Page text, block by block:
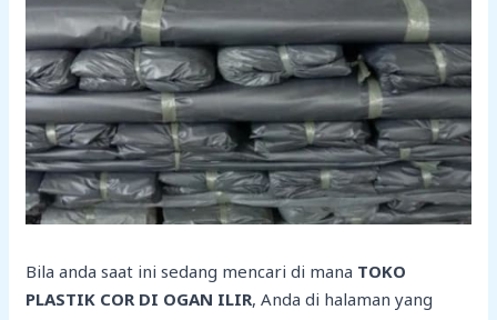
Bila anda saat ini sedang mencari di mana TOKO
PLASTIK COR DI OGAN ILIR, Anda di halaman yang